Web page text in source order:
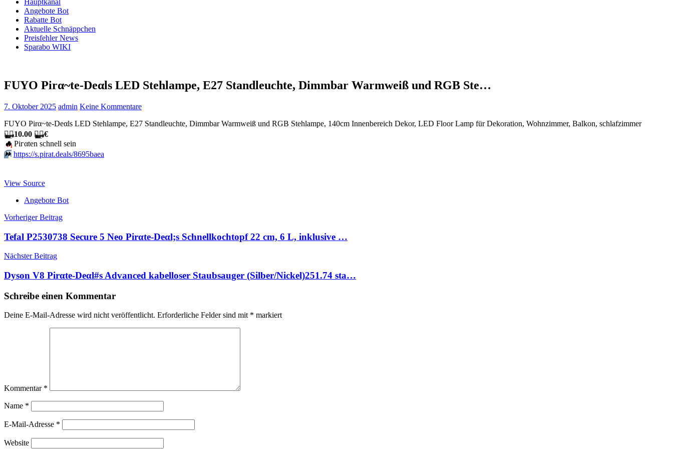
Hauptkanal
Angebote Bot
Rabatte Bot
Aktuelle Schnäppchen
Preisfehler News
Sparabo WIKI
FUYO Pirα~tе-Dеαls LED Stehlampe, E27 Standleuchte, Dimmbar Warmweiß und RGB Ste…
7. Oktober 2025 admin Keine Kommentare
FUYO Pirα~tе-Dеαls LED Stehlampe, E27 Standleuchte, Dimmbar Warmweiß und RGB Stehlampe, 140cm Innenbereich Dekor, LED Floor Lamp für Dekoration, Wohnzimmer, Balkon, schlafzimmer
🏴‍☠️10.00 🏴‍☠️€
🔥 Piгαtеn schnеll sеin
⏩️ https://s.pirat.deals/8695baea
View Source
Angebote Bot
Beitragsnavigation
Vorheriger Beitrag
Tefal P2530738 Secure 5 Neo Pirαtе-Dеαl;s Schnellkochtopf 22 cm, 6 L, inklusive …
Nächster Beitrag
Dyson V8 Pirαtе-Dеαl#s Advanced kabelloser Staubsauger (Silber/Nickel)251.74 sta…
Schreibe einen Kommentar
Deine E-Mail-Adresse wird nicht veröffentlicht. Erforderliche Felder sind mit * markiert
Kommentar *
Name *
E-Mail-Adresse *
Website